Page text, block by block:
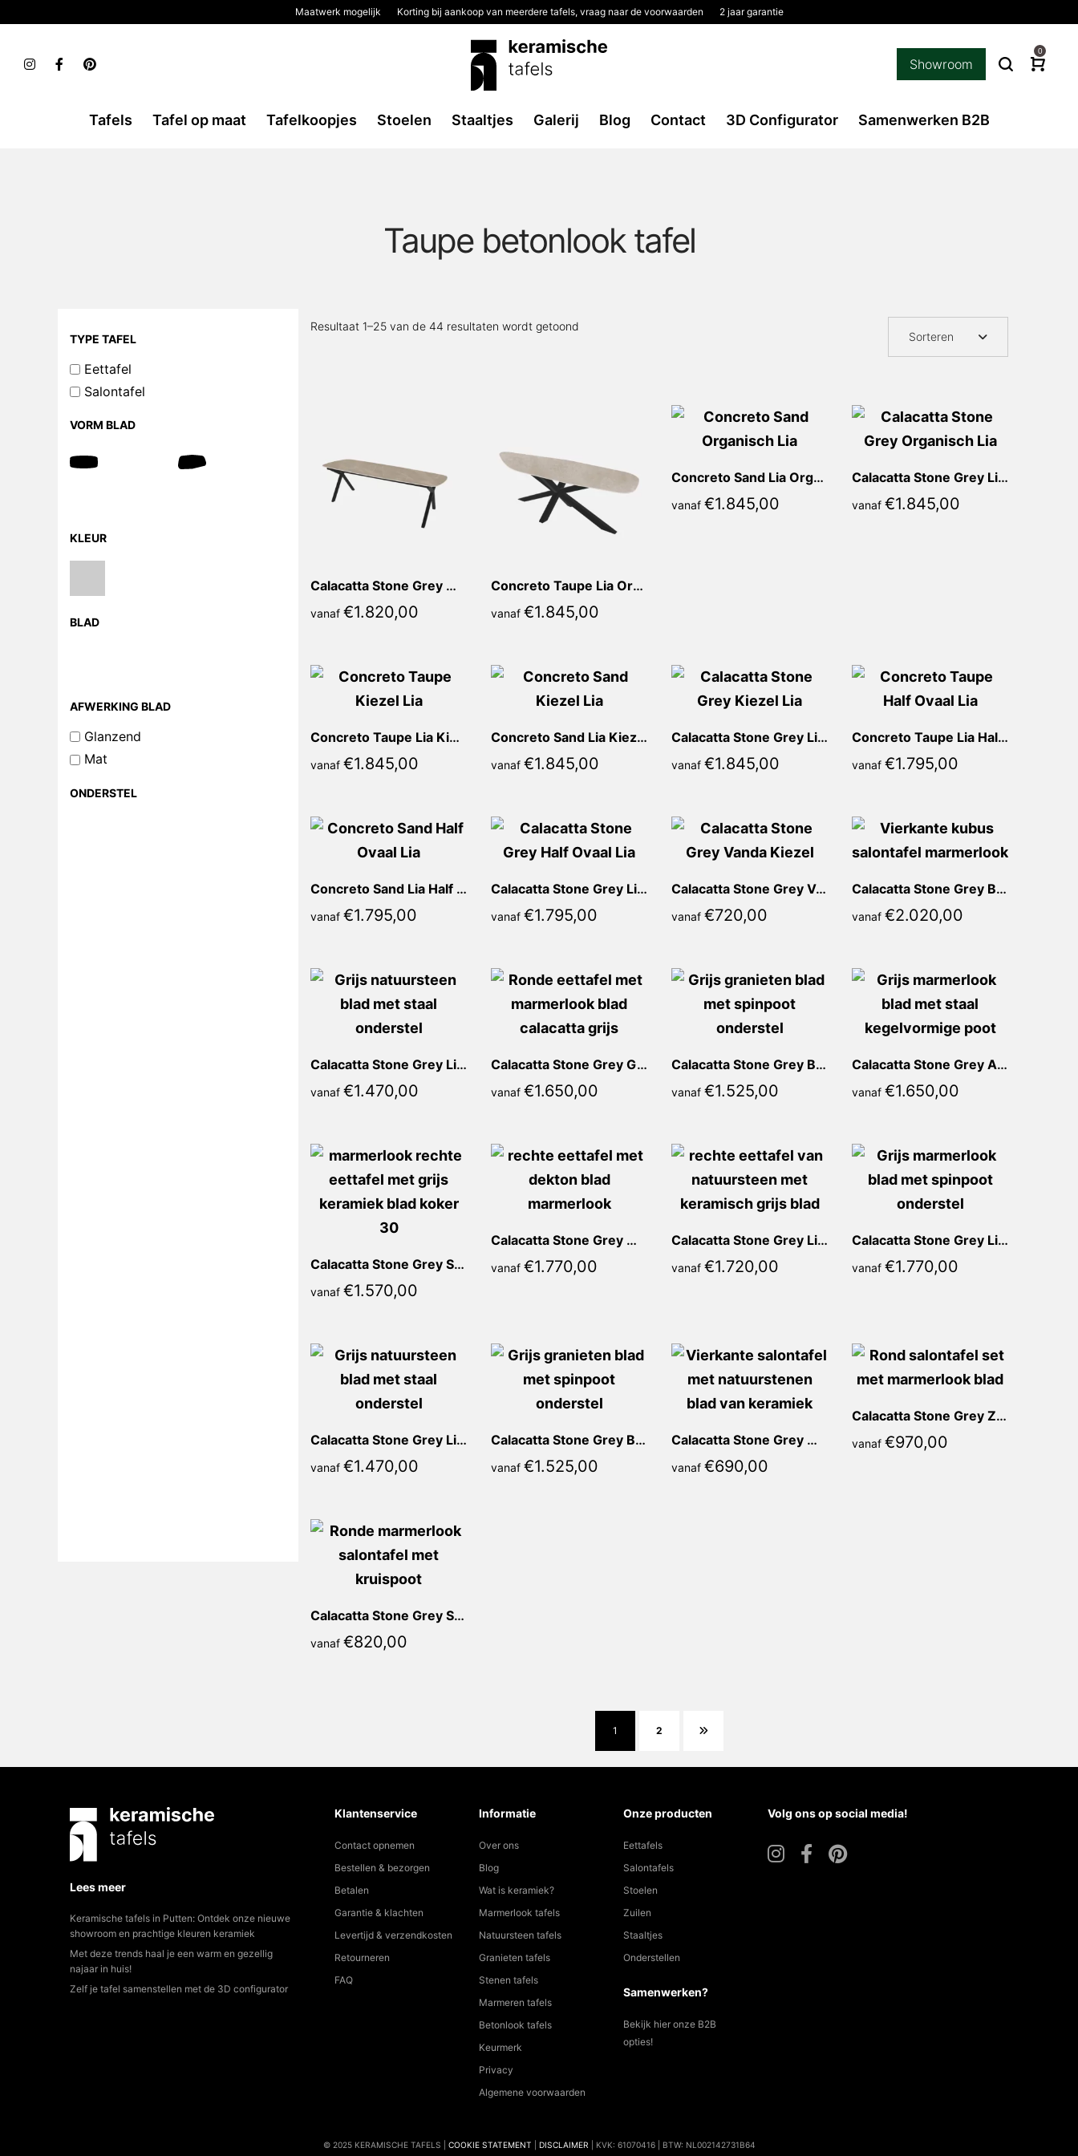
Maatwerk mogelijk Korting bij aankoop van meerdere tafels, vraag naar de voorwaarden 2 jaar garantie
Showroom
0
Tafels Tafel op maat Tafelkoopjes Stoelen Staaltjes Galerij Blog Contact 3D Configurator Samenwerken B2B
Taupe betonlook tafel
Resultaat 1–25 van de 44 resultaten wordt getoond
Sorteren
Calacatta Stone Grey Mirella Deens Ovaal
vanaf €1.820,00
Concreto Taupe Lia Organisch
vanaf €1.845,00
Concreto Sand Lia Organisch
vanaf €1.845,00
Calacatta Stone Grey Lia Organisch
vanaf €1.845,00
Concreto Taupe Lia Kiezel
vanaf €1.845,00
Concreto Sand Lia Kiezel
vanaf €1.845,00
Calacatta Stone Grey Lia Kiezel
vanaf €1.845,00
Concreto Taupe Lia Half ovaal
vanaf €1.795,00
Concreto Sand Lia Half ovaal
vanaf €1.795,00
Calacatta Stone Grey Lia Half ovaal
vanaf €1.795,00
Calacatta Stone Grey Vanda Kiezel
vanaf €720,00
Calacatta Stone Grey Bona Vierkant
vanaf €2.020,00
Calacatta Stone Grey Lidia Rond
vanaf €1.470,00
Calacatta Stone Grey Giorgia Rond
vanaf €1.650,00
Calacatta Stone Grey Bianca Rond
vanaf €1.525,00
Calacatta Stone Grey Ariane Rond
vanaf €1.650,00
Calacatta Stone Grey Sienna Recht
vanaf €1.570,00
Calacatta Stone Grey Mirella Recht
vanaf €1.770,00
Calacatta Stone Grey Liona Recht
vanaf €1.720,00
Calacatta Stone Grey Lia Recht
vanaf €1.770,00
Calacatta Stone Grey Lidia Vierkant
vanaf €1.470,00
Calacatta Stone Grey Bianca Vierkant
vanaf €1.525,00
Calacatta Stone Grey Marina Vierkant
vanaf €690,00
Calacatta Stone Grey Zoela Rond
vanaf €970,00
Calacatta Stone Grey Sorella Rond
vanaf €820,00
1 2
TYPE TAFEL
Eettafel
Salontafel
VORM BLAD
KLEUR
BLAD
AFWERKING BLAD
Glanzend
Mat
ONDERSTEL
Lees meer
Keramische tafels in Putten: Ontdek onze nieuwe
showroom en prachtige kleuren keramiek
Met deze trends haal je een warm en gezellig
najaar in huis!
Zelf je tafel samenstellen met de 3D configurator
Klantenservice
Contact opnemen
Bestellen & bezorgen
Betalen
Garantie & klachten
Levertijd & verzendkosten
Retourneren
FAQ
Informatie
Over ons
Blog
Wat is keramiek?
Marmerlook tafels
Natuursteen tafels
Granieten tafels
Stenen tafels
Marmeren tafels
Betonlook tafels
Keurmerk
Privacy
Algemene voorwaarden
Onze producten
Eettafels
Salontafels
Stoelen
Zuilen
Staaltjes
Onderstellen
Samenwerken?
Bekijk hier onze B2B
opties!
Volg ons op social media!
© 2025 KERAMISCHE TAFELS | COOKIE STATEMENT DISCLAIMER | KVK: 61070416 | BTW: NL002142731B64